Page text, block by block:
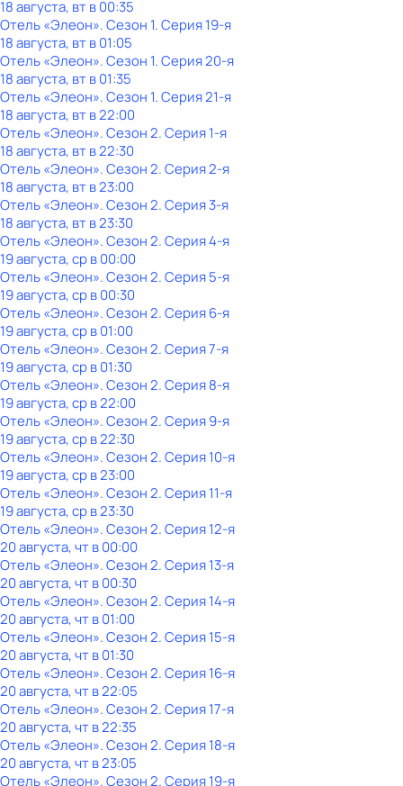
18 августа, вт в 00:35
Отель «Элеон». Сезон 1. Серия 19-я
18 августа, вт в 01:05
Отель «Элеон». Сезон 1. Серия 20-я
18 августа, вт в 01:35
Отель «Элеон». Сезон 1. Серия 21-я
18 августа, вт в 22:00
Отель «Элеон». Сезон 2. Серия 1-я
18 августа, вт в 22:30
Отель «Элеон». Сезон 2. Серия 2-я
18 августа, вт в 23:00
Отель «Элеон». Сезон 2. Серия 3-я
18 августа, вт в 23:30
Отель «Элеон». Сезон 2. Серия 4-я
19 августа, ср в 00:00
Отель «Элеон». Сезон 2. Серия 5-я
19 августа, ср в 00:30
Отель «Элеон». Сезон 2. Серия 6-я
19 августа, ср в 01:00
Отель «Элеон». Сезон 2. Серия 7-я
19 августа, ср в 01:30
Отель «Элеон». Сезон 2. Серия 8-я
19 августа, ср в 22:00
Отель «Элеон». Сезон 2. Серия 9-я
19 августа, ср в 22:30
Отель «Элеон». Сезон 2. Серия 10-я
19 августа, ср в 23:00
Отель «Элеон». Сезон 2. Серия 11-я
19 августа, ср в 23:30
Отель «Элеон». Сезон 2. Серия 12-я
20 августа, чт в 00:00
Отель «Элеон». Сезон 2. Серия 13-я
20 августа, чт в 00:30
Отель «Элеон». Сезон 2. Серия 14-я
20 августа, чт в 01:00
Отель «Элеон». Сезон 2. Серия 15-я
20 августа, чт в 01:30
Отель «Элеон». Сезон 2. Серия 16-я
20 августа, чт в 22:05
Отель «Элеон». Сезон 2. Серия 17-я
20 августа, чт в 22:35
Отель «Элеон». Сезон 2. Серия 18-я
20 августа, чт в 23:05
Отель «Элеон». Сезон 2. Серия 19-я